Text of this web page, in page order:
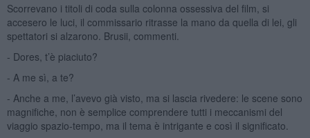
Scorrevano i titoli di coda sulla colonna ossessiva del film, si
accesero le luci, il commissario ritrasse la mano da quella di lei, gli
spettatori si alzarono. Brusii, commenti.
- Dores, t’è piaciuto?
- A me sì, a te?
- Anche a me, l’avevo già visto, ma si lascia rivedere: le scene sono
magnifiche, non è semplice comprendere tutti i meccanismi del
viaggio spazio-tempo, ma il tema è intrigante e così il significato.